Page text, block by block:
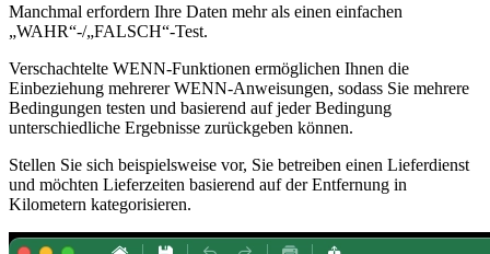
Manchmal erfordern Ihre Daten mehr als einen einfachen
„WAHR“-/„FALSCH“-Test.
Verschachtelte WENN-Funktionen ermöglichen Ihnen die
Einbeziehung mehrerer WENN-Anweisungen, sodass Sie mehrere
Bedingungen testen und basierend auf jeder Bedingung
unterschiedliche Ergebnisse zurückgeben können.
Stellen Sie sich beispielsweise vor, Sie betreiben einen Lieferdienst
und möchten Lieferzeiten basierend auf der Entfernung in
Kilometern kategorisieren.